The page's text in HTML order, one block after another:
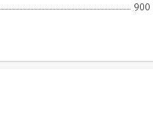
900